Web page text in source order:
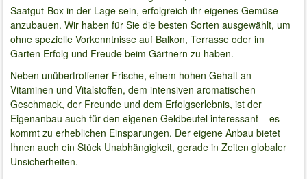
Saatgut-Box in der Lage sein, erfolgreich ihr eigenes Gemüse
anzubauen. Wir haben für Sie die besten Sorten ausgewählt, um
ohne spezielle Vorkenntnisse auf Balkon, Terrasse oder im
Garten Erfolg und Freude beim Gärtnern zu haben.
Neben unübertroffener Frische, einem hohen Gehalt an
Vitaminen und Vitalstoffen, dem intensiven aromatischen
Geschmack, der Freunde und dem Erfolgserlebnis, ist der
Eigenanbau auch für den eigenen Geldbeutel interessant – es
kommt zu erheblichen Einsparungen. Der eigene Anbau bietet
Ihnen auch ein Stück Unabhängigkeit, gerade in Zeiten globaler
Unsicherheiten.